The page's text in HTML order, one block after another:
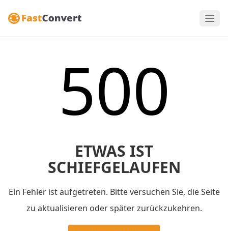
500
ETWAS IST
SCHIEFGELAUFEN
Ein Fehler ist aufgetreten. Bitte versuchen Sie, die Seite
zu aktualisieren oder später zurückzukehren.